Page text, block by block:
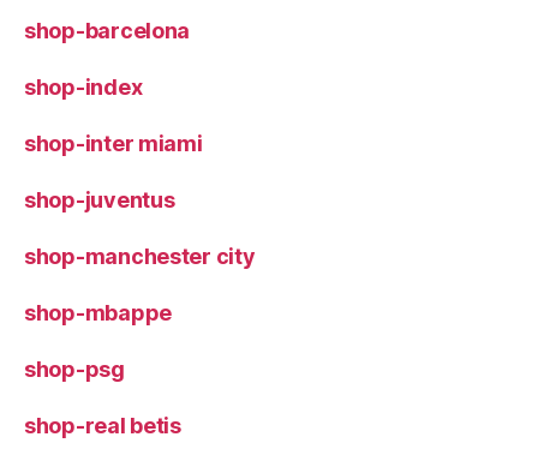
shop-barcelona
shop-index
shop-inter miami
shop-juventus
shop-manchester city
shop-mbappe
shop-psg
shop-real betis